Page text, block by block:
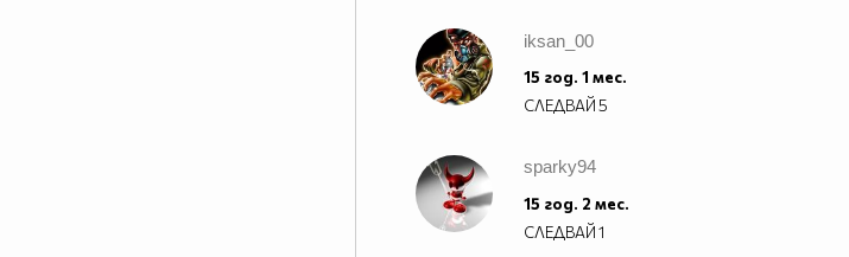
iksan_00
15 год. 1 мес.
СЛЕДВАЙ5
sparky94
15 год. 2 мес.
СЛЕДВАЙ1